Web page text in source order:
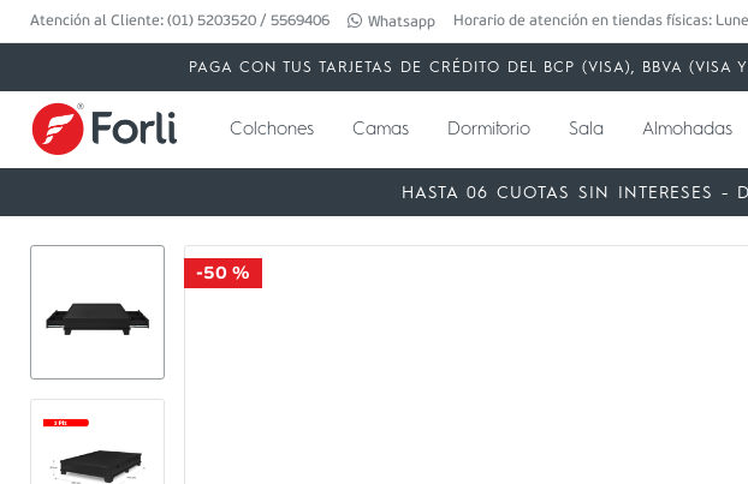
Atención al Cliente: (01) 5203520 / 5569406 Whatsapp Horario de atención en tiendas físicas:
PAGA CON TUS TARJETAS DE CRÉDITO DEL BCP (VISA), BBVA
Colchones Camas Dormitorio Sala Almohadas
HASTA 06 CUOTAS SIN INTERESES -
-50 %